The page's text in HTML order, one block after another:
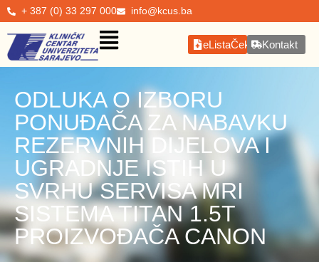
+ 387 (0) 33 297 000 info@kcus.ba
eListaČekanjaKontakt
ODLUKA O IZBORU
PONUĐAČA ZA NABAVKU
REZERVNIH DIJELOVA I
UGRADNJE ISTIH U
SVRHU SERVISA MRI
SISTEMA TITAN 1.5T
PROIZVOĐAČA CANON